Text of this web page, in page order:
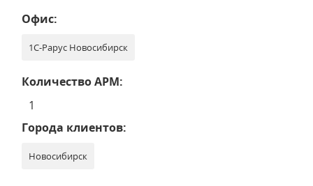
Офис:
1С-Рарус Новосибирск
Количество АРМ:
1
Города клиентов:
Новосибирск